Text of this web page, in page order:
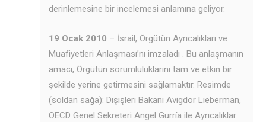
derinlemesine bir incelemesi anlamına geliyor.
19 Ocak 2010 – İsrail, Örgütün Ayrıcalıkları ve
Muafiyetleri Anlaşması’nı imzaladı . Bu anlaşmanın
amacı, Örgütün sorumluluklarını tam ve etkin bir
şekilde yerine getirmesini sağlamaktır. Resimde
(soldan sağa): Dışişleri Bakanı Avigdor Lieberman,
OECD Genel Sekreteri Angel Gurría ile Ayrıcalıklar